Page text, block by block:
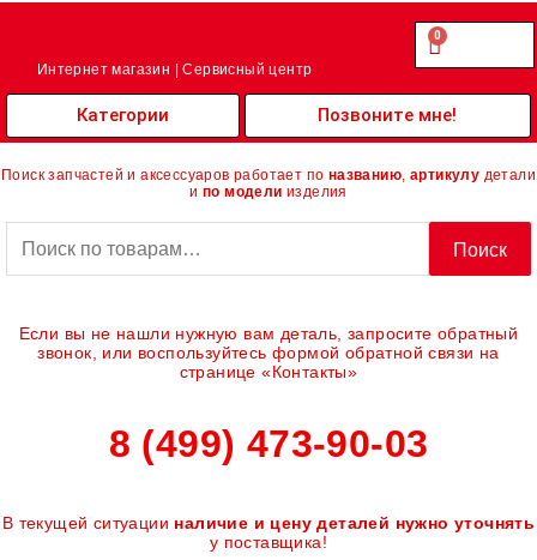
Перейти
Интернет магазин | Сервисный центр
0.00
0
Cart
Категории Позвоните мне!
Поиск запчастей и аксессуаров работает по названию артикулу детали
и по модели изделия
Поиск
Если вы не нашли нужную вам деталь, запросите обратный
звонок, или воспользуйтесь формой обратной связи на
странице «Контакты»
8 (499) 473-90-03
В текущей ситуации наличие и цену деталей нужно уточнять
у поставщика!